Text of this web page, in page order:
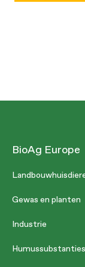
BioAg Europe
Gewas en planten
Industrie
Humussubstanties